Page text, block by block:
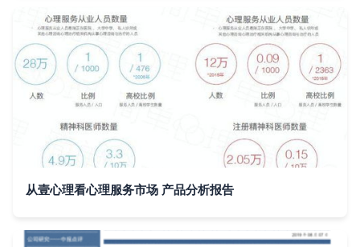
从壹心理看心理服务市场 产品分析报告